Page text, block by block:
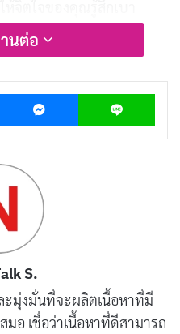
ไม่ว่าคุณจะอยู่ใน
เทศไทย การจรรโลงใจ
ะมีผลกระทบที่ยิ่งใหญ่ต่อ
นต่อ
X Messenger Line
S.
ะมุ่งมั่นที่จะผลิตเนื้อหาที่มี
อ เชื่อว่าเนื้อหาที่ดีสามารถ